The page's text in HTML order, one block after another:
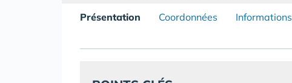
Présentation Coordonnées Informations